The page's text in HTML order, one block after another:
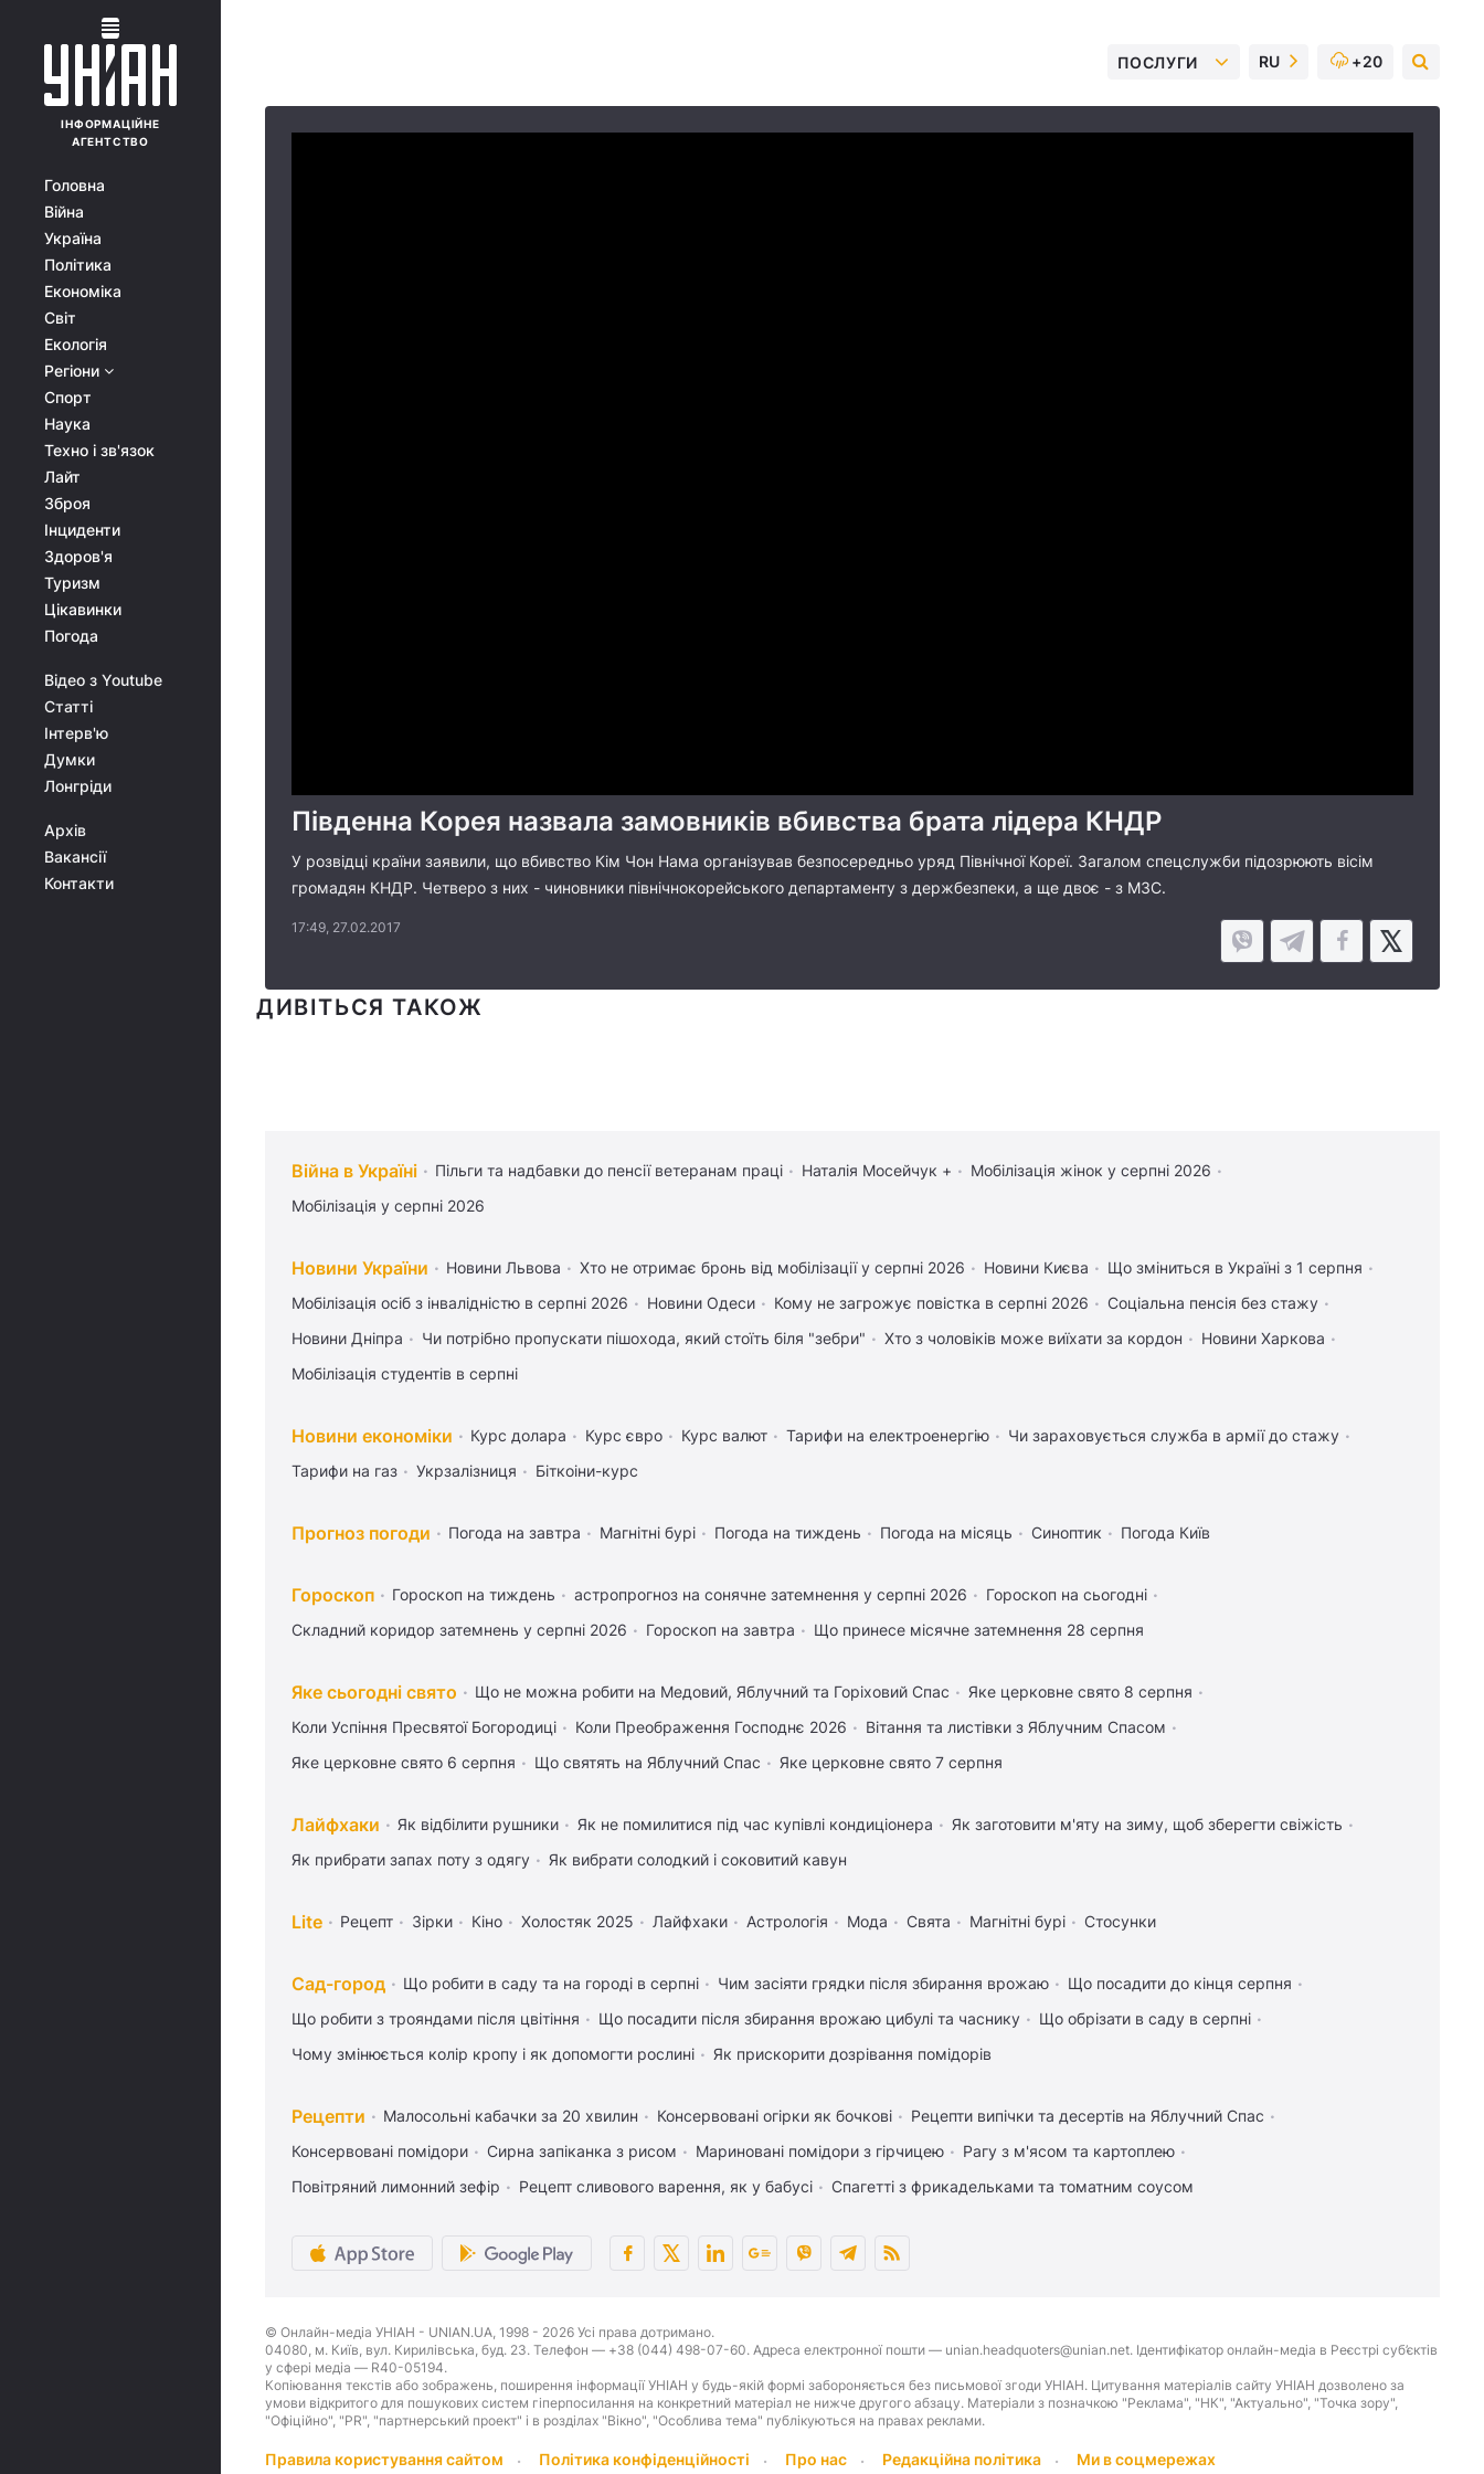
ІНФОРМАЦІЙНЕ
АГЕНТСТВО
Головна
Війна
Україна
Політика
Економіка
Світ
Екологія
Регіони
Спорт
Наука
Техно і зв'язок
Лайт
Зброя
Інциденти
Здоров'я
Туризм
Цікавинки
Погода
Відео з Youtube
Статті
Інтерв'ю
Думки
Лонгріди
Архів
Вакансії
Контакти
ПОСЛУГИ RU +20
Південна Корея назвала замовників вбивства брата лідера КНДР
У розвідці країни заявили, що вбивство Кім Чон Нама організував безпосередньо уряд Північної Кореї. Загалом спецслужби підозрюють вісім
громадян КНДР. Четверо з них - чиновники північнокорейського департаменту з держбезпеки, а ще двоє - з МЗС.
17:49, 27.02.2017
ДИВІТЬСЯ ТАКОЖ
Війна в Україні Пільги та надбавки до пенсії ветеранам праці Наталія Мосейчук +
Мобілізація жінок у серпні 2026
Мобілізація у серпні 2026
Новини України Новини Львова Хто не отримає бронь від мобілізації у серпні 2026 Новини Києва
Що зміниться в Україні з 1 серпня
Мобілізація осіб з інвалідністю в серпні 2026
Новини Одеси Кому не загрожує повістка в серпні 2026
Соціальна пенсія без стажу
Новини Дніпра
Чи потрібно пропускати пішохода, який стоїть біля "зебри" Хто з чоловіків може виїхати за кордон
Новини Харкова
Мобілізація студентів в серпні
Новини економіки Курс долара Курс євро Курс валют Тарифи на електроенергію
Чи зараховується служба в армії до стажу
Тарифи на газ
Укрзалізниця Біткоіни-курс
Прогноз погоди Погода на завтра Магнітні бурі Погода на тиждень Погода на місяць Синоптик Погода Київ
Гороскоп Гороскоп на тиждень астропрогноз на сонячне затемнення у серпні 2026
Гороскоп на сьогодні
Складний коридор затемнень у серпні 2026
Гороскоп на завтра Що принесе місячне затемнення 28 серпня
Яке сьогодні свято Що не можна робити на Медовий, Яблучний та Горіховий Спас
Яке церковне свято 8 серпня
Коли Успіння Пресвятої Богородиці
Коли Преображення Господнє 2026
Вітання та листівки з Яблучним Спасом
Яке церковне свято 6 серпня
Що святять на Яблучний Спас Яке церковне свято 7 серпня
Лайфхаки Як відбілити рушники Як не помилитися під час купівлі кондиціонера
Як заготовити м'яту на зиму, щоб зберегти свіжість
Як прибрати запах поту з одягу
Як вибрати солодкий і соковитий кавун
Lite Рецепт Зірки Кіно Холостяк 2025 Лайфхаки Астрологія Мода Свята Магнітні бурі Стосунки
Сад-город Що робити в саду та на городі в серпні Чим засіяти грядки після збирання врожаю
Що посадити до кінця серпня
Що робити з трояндами після цвітіння
Що посадити після збирання врожаю цибулі та часнику
Що обрізати в саду в серпні
Чому змінюється колір кропу і як допомогти рослині
Як прискорити дозрівання помідорів
Рецепти Малосольні кабачки за 20 хвилин Консервовані огірки як бочкові
Рецепти випічки та десертів на Яблучний Спас
Консервовані помідори
Сирна запіканка з рисом Мариновані помідори з гірчицею
Рагу з м'ясом та картоплею
Повітряний лимонний зефір
Рецепт сливового варення, як у бабусі Спагетті з фрикадельками та томатним соусом
© Онлайн-медіа УНІАН - UNIAN.UA, 1998 - 2026 Усі права дотримано.
04080, м. Київ, вул. Кирилівська, буд. 23. Телефон — +38 (044) 498-07-60. Адреса електронної пошти — unian.headquoters@unian.net. Ідентифікатор онлайн-медіа в Реєстрі суб’єктів
у сфері медіа — R40-05194.
Копіювання текстів або зображень, поширення інформації УНІАН у будь-якій формі забороняється без письмової згоди УНІАН. Цитування матеріалів сайту УНІАН дозволено за
умови відкритого для пошукових систем гіперпосилання на конкретний матеріал не нижче другого абзацу. Матеріали з позначкою "Реклама", "НК", "Актуально", "Точка зору",
"Офіційно", "PR", "партнерський проект" і в розділах "Вікно", "Особлива тема" публікуються на правах реклами.
Правила користування сайтом Політика конфіденційності Про нас Редакційна політика Ми в соцмережах